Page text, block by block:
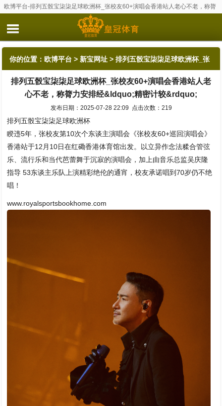
欧博平台-排列五骰宝柒柒足球欧洲杯_张校友60+演唱会香港站人老心不老，称膂
力安排经&ldquo;精密计较&rdquo;
你的位置： 欧博平台 > 新宝网址 > 排列五骰宝柒柒足球欧洲杯_张
校友60+演唱会香港站人老心不老，称膂力安排经&ldquo;精密计
排列五骰宝柒柒足球欧洲杯_张校友60+演唱会香港站人老
心不老，称膂力安排经&ldquo;精密计较&rdquo;
发布日期：2025-07-28 22:09 点击次数：219
排列五骰宝柒柒足球欧洲杯
睽违5年，张校友第10次个东谈主演唱会《张校友60+巡回演唱会》
香港站于12月10日在红磡香港体育馆出发。以立异作念法糅合管弦
乐、流行乐和当代芭蕾舞于沉寂的演唱会，加上由音乐总监吴庆隆
指导 53东谈主乐队上演精彩绝伦的通宵，校友承诺唱到70岁仍不绝
唱！
www.royalsportsbookhome.com